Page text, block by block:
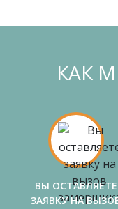
КАК
ВЫ ОСТАВЛЯЕТЕ
ЗАЯВКУ НА